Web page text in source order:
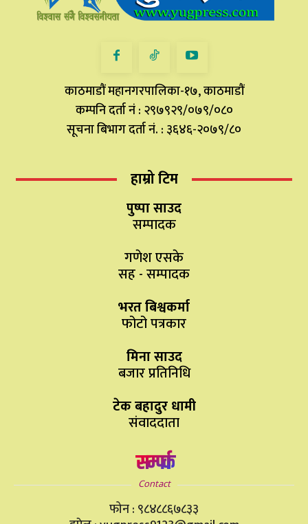
काठमाडौं महानगरपालिका-१७, काठमाडौं
कम्पनि दर्ता नं : २९७९२९/०७९/०८०
सूचना बिभाग दर्ता नं. : ३६४६-२०७९/८०
हाम्रो टिम
पुष्पा साउद
सम्पादक
गणेश एसके
सह - सम्पादक
भरत बिश्वकर्मा
फोटो पत्रकार
मिना साउद
बजार प्रतिनिधि
टेक बहादुर धामी
संवाददाता
सम्पर्क
Contact
फोन : ९८४८८६७८३३